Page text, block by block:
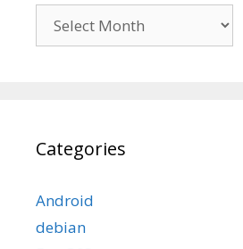
Categories
Android
debian